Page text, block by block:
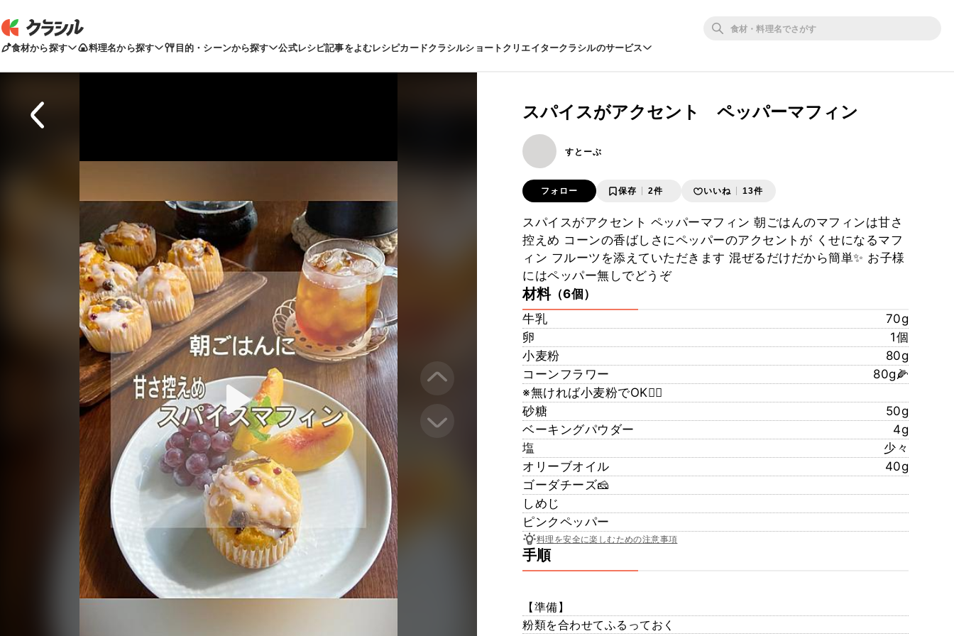
食材から探す 料理名から探す 目的・シーンから探す 公式レシピ記事をよむレシピカードクラシルショートクリエイタークラシルのサービス
スパイスがアクセント ペッパーマフィン
すとーぶ
フォロー 保存 2件 いいね 13件
スパイスがアクセント ペッパーマフィン 朝ごはんのマフィンは甘さ
控えめ コーンの香ばしさにペッパーのアクセントが くせになるマフ
ィン フルーツを添えていただきます 混ぜるだけだから簡単✨ お子様
にはペッパー無しでどうぞ
材料（6個）
牛乳
70g
卵
1個
小麦粉
80g
コーンフラワー
80g🌽
※無ければ小麦粉でOK🙆‍♀️
砂糖
50g
ベーキングパウダー
4g
塩
少々
オリーブオイル
40g
ゴーダチーズ🧀
しめじ
ピンクペッパー
料理を安全に楽しむための注意事項
手順
【準備】
粉類を合わせてふるっておく